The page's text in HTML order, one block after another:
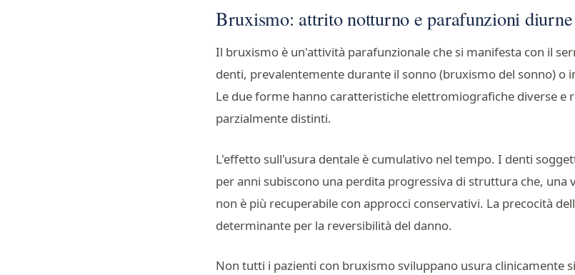
Bruxismo: attrito notturno e parafunzioni diurne
Il bruxismo è un'attività parafunzionale che si manifesta con il
denti, prevalentemente durante il sonno (bruxismo del sonno) o
Le due forme hanno caratteristiche elettromiografiche diverse e
parzialmente distinti.
L'effetto sull'usura dentale è cumulativo nel tempo. I denti
per anni subiscono una perdita progressiva di struttura che, una
non è più recuperabile con approcci conservativi. La precocità
determinante per la reversibilità del danno.
Non tutti i pazienti con bruxismo sviluppano usura clinicamente